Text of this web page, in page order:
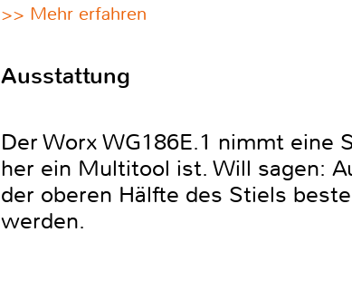
>> Mehr erfahren
Ausstattung
Der Worx WG186E.1 nimmt eine
her ein Multitool ist. Will sagen:
der oberen Hälfte des Stiels
werden.